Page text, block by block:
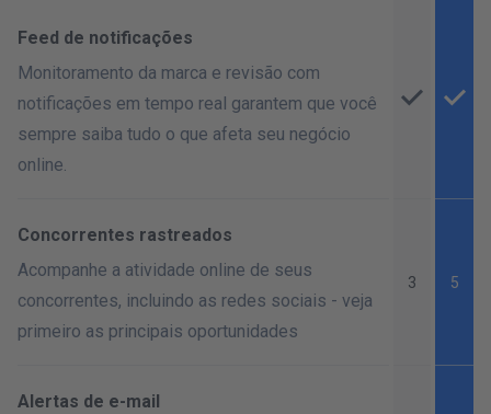
Feed de notificações
Monitoramento da marca e revisão com
notificações em tempo real garantem que você
sempre saiba tudo o que afeta seu negócio
online.
Concorrentes rastreados
Acompanhe a atividade online de seus
concorrentes, incluindo as redes sociais - veja
primeiro as principais oportunidades
3 5
Alertas de e-mail